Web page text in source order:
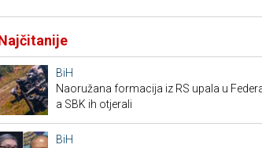
BiH
Naoružana formacija iz RS upala u
a SBK ih otjerali
BiH